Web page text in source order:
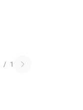
/ 1